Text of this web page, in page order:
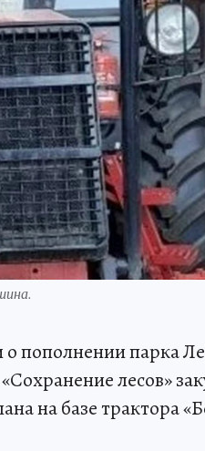
пополнении парка
лесов»
на базе трактора